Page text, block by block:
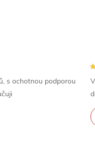
s ochotnou podporou